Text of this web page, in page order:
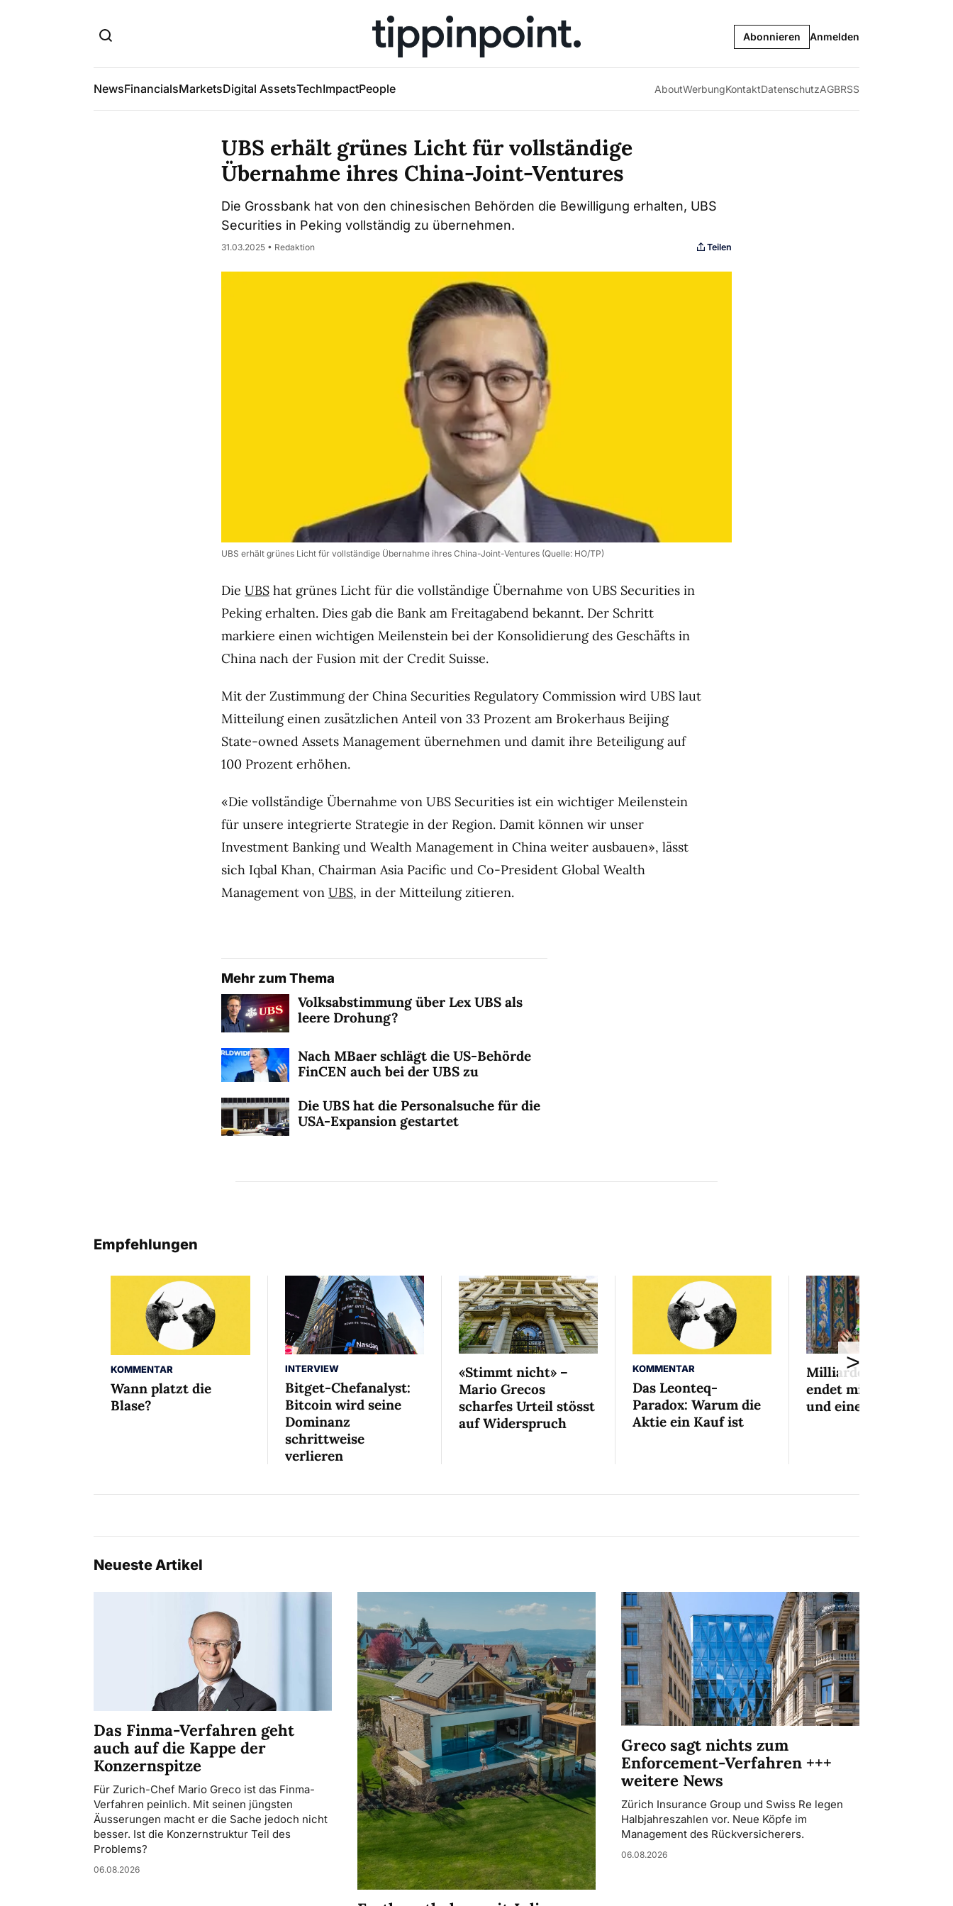
Abonnieren Anmelden
NewsFinancialsMarketsDigital AssetsTechImpactPeople AboutWerbungKontaktDatenschutzAGBRSS
UBS erhält grünes Licht für vollständige
Übernahme ihres China-Joint-Ventures
Die Grossbank hat von den chinesischen Behörden die Bewilligung erhalten, UBS
Securities in Peking vollständig zu übernehmen.
31.03.2025 • Redaktion Teilen
UBS erhält grünes Licht für vollständige Übernahme ihres China-Joint-Ventures (Quelle: HO/TP)
Die UBS hat grünes Licht für die vollständige Übernahme von UBS Securities in
Peking erhalten. Dies gab die Bank am Freitagabend bekannt. Der Schritt
markiere einen wichtigen Meilenstein bei der Konsolidierung des Geschäfts in
China nach der Fusion mit der Credit Suisse.
Mit der Zustimmung der China Securities Regulatory Commission wird UBS laut
Mitteilung einen zusätzlichen Anteil von 33 Prozent am Brokerhaus Beijing
State-owned Assets Management übernehmen und damit ihre Beteiligung auf
100 Prozent erhöhen.
«Die vollständige Übernahme von UBS Securities ist ein wichtiger Meilenstein
für unsere integrierte Strategie in der Region. Damit können wir unser
Investment Banking und Wealth Management in China weiter ausbauen», lässt
sich Iqbal Khan, Chairman Asia Pacific und Co-President Global Wealth
Management von UBS, in der Mitteilung zitieren.
Mehr zum Thema
Volksabstimmung über Lex UBS als
leere Drohung?
Nach MBaer schlägt die US-Behörde
FinCEN auch bei der UBS zu
Die UBS hat die Personalsuche für die
USA-Expansion gestartet
Empfehlungen
KOMMENTAR
Wann platzt die
Blase?
INTERVIEW
Bitget-Chefanalyst:
Bitcoin wird seine
Dominanz
schrittweise
verlieren
«Stimmt nicht» –
Mario Grecos
scharfes Urteil stösst
auf Widerspruch
KOMMENTAR
Das Leonteq-
Paradox: Warum die
Aktie ein Kauf ist
Milliardenaffäre
endet mit Mini-Busse
und einem Bedingten
>
Neueste Artikel
Das Finma-Verfahren geht
auch auf die Kappe der
Konzernspitze
Für Zurich-Chef Mario Greco ist das Finma-
Verfahren peinlich. Mit seinen jüngsten
Äusserungen macht er die Sache jedoch nicht
besser. Ist die Konzernstruktur Teil des
Problems?
06.08.2026
Greco sagt nichts zum
Enforcement-Verfahren +++
weitere News
Zürich Insurance Group und Swiss Re legen
Halbjahreszahlen vor. Neue Köpfe im
Management des Rückversicherers.
06.08.2026